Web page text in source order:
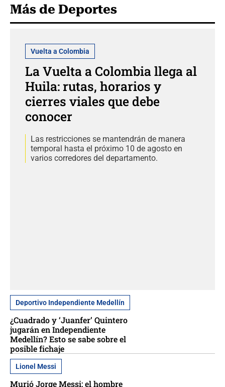
Más de Deportes
Vuelta a Colombia
La Vuelta a Colombia llega al
Huila: rutas, horarios y
cierres viales que debe
conocer
Las restricciones se mantendrán de manera
temporal hasta el próximo 10 de agosto en
varios corredores del departamento.
Deportivo Independiente Medellín
¿Cuadrado y ‘Juanfer’ Quintero
jugarán en Independiente
Medellín? Esto se sabe sobre el
posible fichaje
Lionel Messi
Murió Jorge Messi: el hombre